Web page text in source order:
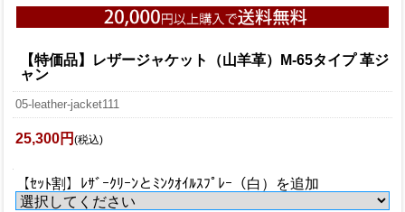
【特価品】レザージャケット（山羊革）M-65タイプ 革ジ
ャン
05-leather-jacket111
25,300円 (税込)
【ｾｯﾄ割】ﾚｻﾞｰｸﾘｰﾝとﾐﾝｸｵｲﾙｽﾌﾟﾚｰ（白）を追加